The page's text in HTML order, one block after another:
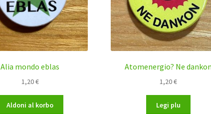
Alia mondo eblas
1,20€
Aldoni al korbo
Atomenergio? Ne
1,20€
Legi plu